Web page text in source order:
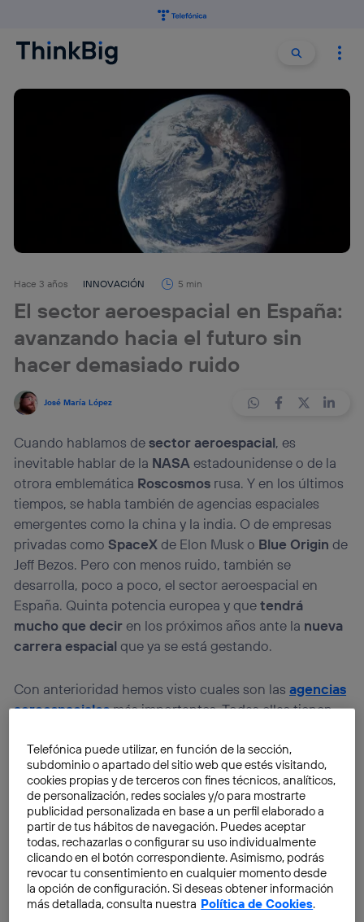
Buscar
Hace 3 años INNOVACIÓN 5 min
El sector aeroespacial en España:
avanzando hacia el futuro sin
hacer demasiado ruido
José María López
Cuando hablamos desector aeroespacial, es
inevitable hablar de la NASAestadounidense o de la
otrora emblemática Roscosmos rusa. Y en los últimos
tiempos, se habla también de agencias espaciales
emergentes como la china y la india. O de empresas
privadas comoSpaceXde Elon Musk o Blue Origin de
Jeff Bezos. Pero con menos ruido, también se
desarrolla, poco a poco, el sector aeroespacial en
España. Quinta potencia europea y quetendrá
mucho que deciren los próximos años ante la nueva
carrera espacialque ya se está gestando.
Con anterioridad hemos visto cuales son lasagencias
aeroespacialesmás importantes. Todas ellas tienen
Luna, Marte o Venus, entre otros hitos que quiere
cumplir. Con objetivos que combinan política con
economíaapoyándose, cómo no,en la ciencia y la
tecnología. Y para que esa tecnología se desarrolle,
las agencias espaciales recurren a sus propios
ingenieros. Pero también aempresas privadas de
todo el mundo, algunas de ellas españolas.
Telefónica puede utilizar, en función de la sección,
subdominio o apartado del sitio web que estés visitando,
cookies propias y de terceros con fines técnicos, analíticos,
de personalización, redes sociales y/o para mostrarte
publicidad personalizada en base a un perfil elaborado a
partir de tus hábitos de navegación. Puedes aceptar
todas, rechazarlas o configurar su uso individualmente
clicando en el botón correspondiente. Asimismo, podrás
revocar tu consentimiento en cualquier momento desde
la opción de configuración. Si deseas obtener información
más detallada, consulta nuestra Política de Cookies.